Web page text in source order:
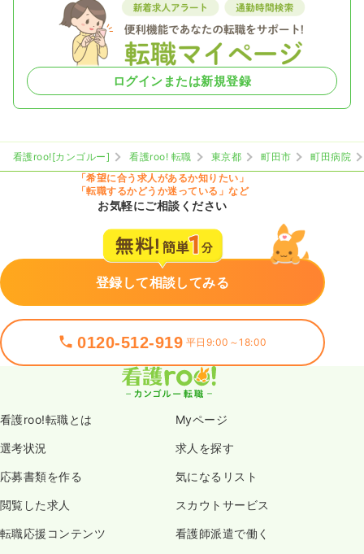
月給35万円以上可
気になる 詳細を見る
日勤のみ（パート） 一時募集休止
時間 9:00～17:00
担当業務未経験可
ブランク可 時給1,700円以上可
気になる
ログインまたは新規登録
看護roo![カンゴルー] 看護roo! 転職 東京都 町田市
町田病院
「希望に合う求人があるか知りたい」
「転職するかどうか迷っている」など
お気軽にご相談ください
登録して相談してみる
0120-512-919 平日9:00～18:00
看護roo!転職とは Myページ
選考状況 求人を探す
応募書類を作る 気になるリスト
閲覧した求人 スカウトサービス
転職応援コンテンツ 看護師派遣で働く